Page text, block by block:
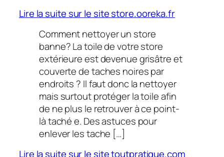
Lire la suite sur le site store.ooreka.fr
Comment nettoyer un store
banne? La toile de votre store
extérieure est devenue grisâtre et
couverte de taches noires par
endroits ? Il faut donc la nettoyer
mais surtout protéger la toile afin
de ne plus le retrouver à ce point-
là taché e. Des astuces pour
enlever les tache […]
Lire la suite sur le site toutpratique.com